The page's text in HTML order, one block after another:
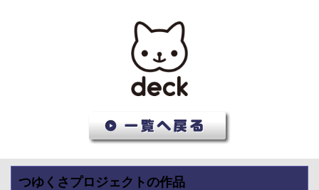
つゆくさプロジェクトの作品